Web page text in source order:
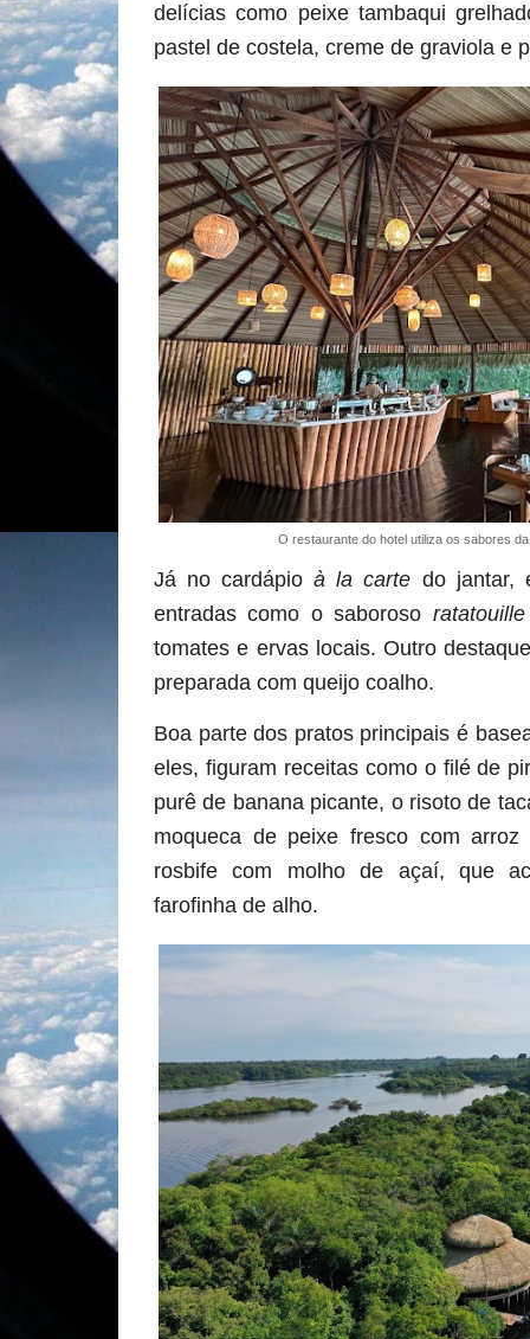
delícias como peixe tambaqui
pastel de costela, creme de graviola e
O restaurante do hotel utiliza os sabores
Já no cardápioà la carte do jantar,
entradas como o saboroso
tomates e ervas locais. Outro
preparada com queijo coalho.
Boa parte dos pratos principais é
eles, figuram receitas como o filé de
purê de banana picante, o risoto de
moqueca de peixe fresco com
rosbife com molho de açaí, que
farofinha de alho.